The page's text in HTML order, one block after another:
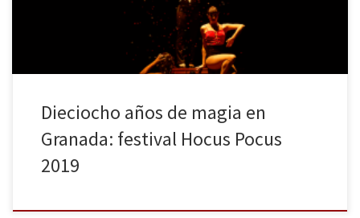
Dieciocho años de magia en
Granada: festival Hocus Pocus
2019